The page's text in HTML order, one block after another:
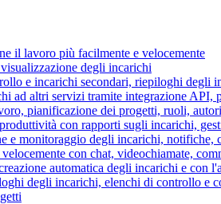
il lavoro più facilmente e velocemente
degli incarichi
e incarichi secondari, riepiloghi degli
ad altri servizi tramite integrazione API,
pianificazione dei progetti, ruoli,
con rapporti sugli incarichi,
e monitoraggio degli incarichi, notifiche,
con chat, videochiamate,
automatica degli incarichi e con
degli incarichi, elenchi di controllo e